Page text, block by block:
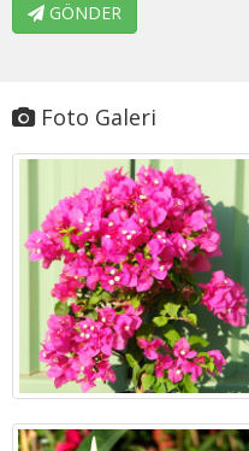
GÖNDER
Foto Galeri